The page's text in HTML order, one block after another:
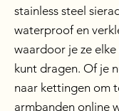
stainless steel
waterproof en
waardoor je ze
kunt dragen. Of je
naar kettingen om
armbanden online